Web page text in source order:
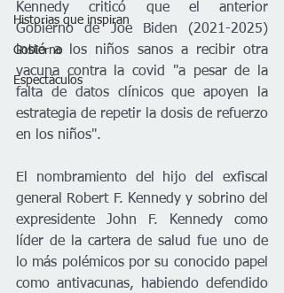
Historias que inspiran
Gobierno
Espectáculos
Kennedy criticó que el anterior
Gobierno de Joe Biden (2021-2025)
instó a los niños sanos a recibir otra
vacuna contra la covid "a pesar de la
falta de datos clínicos que apoyen la
estrategia de repetir la dosis de refuerzo
en los niños".
El nombramiento del hijo del exfiscal
general Robert F. Kennedy y sobrino del
expresidente John F. Kennedy como
líder de la cartera de salud fue uno de
lo más polémicos por su conocido papel
como antivacunas, habiendo defendido